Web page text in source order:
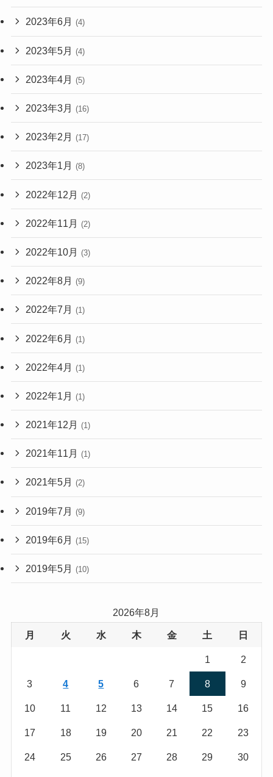
2023年6月 (4)
2023年5月 (4)
2023年4月 (5)
2023年3月 (16)
2023年2月 (17)
2023年1月 (8)
2022年12月 (2)
2022年11月 (2)
2022年10月 (3)
2022年8月 (9)
2022年7月 (1)
2022年6月 (1)
2022年4月 (1)
2022年1月 (1)
2021年12月 (1)
2021年11月 (1)
2021年5月 (2)
2019年7月 (9)
2019年6月 (15)
2019年5月 (10)
2026年8月
月 火 水 木 金 土 日
1 2
3 4 5 6 7 8 9
10 11 12 13 14 15 16
17 18 19 20 21 22 23
24 25 26 27 28 29 30